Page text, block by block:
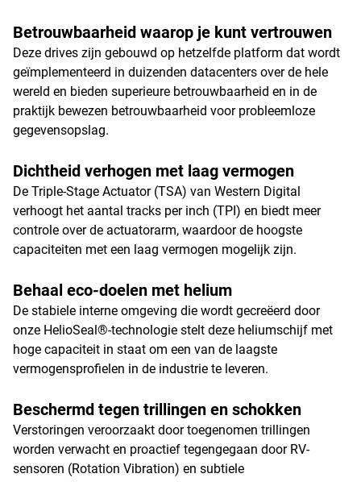
Betrouwbaarheid waarop je kunt vertrouwen
Deze drives zijn gebouwd op hetzelfde platform dat wordt
geïmplementeerd in duizenden datacenters over de hele
wereld en bieden superieure betrouwbaarheid en in de
praktijk bewezen betrouwbaarheid voor probleemloze
gegevensopslag.
Dichtheid verhogen met laag vermogen
De Triple-Stage Actuator (TSA) van Western Digital
verhoogt het aantal tracks per inch (TPI) en biedt meer
controle over de actuatorarm, waardoor de hoogste
capaciteiten met een laag vermogen mogelijk zijn.
Behaal eco-doelen met helium
De stabiele interne omgeving die wordt gecreëerd door
onze HelioSeal®-technologie stelt deze heliumschijf met
hoge capaciteit in staat om een van de laagste
vermogensprofielen in de industrie te leveren.
Beschermd tegen trillingen en schokken
Verstoringen veroorzaakt door toegenomen trillingen
worden verwacht en proactief tegengegaan door RV-
sensoren (Rotation Vibration) en subtiele